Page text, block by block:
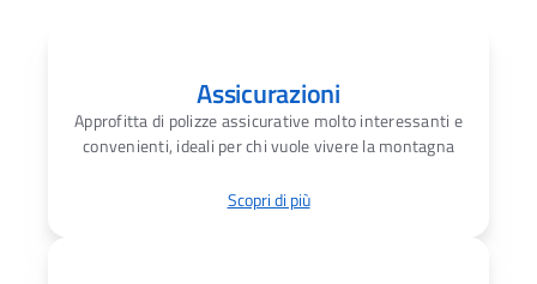
Assicurazioni
Approfitta di polizze assicurative molto interessanti e
convenienti, ideali per chi vuole vivere la montagna
Scopri di più